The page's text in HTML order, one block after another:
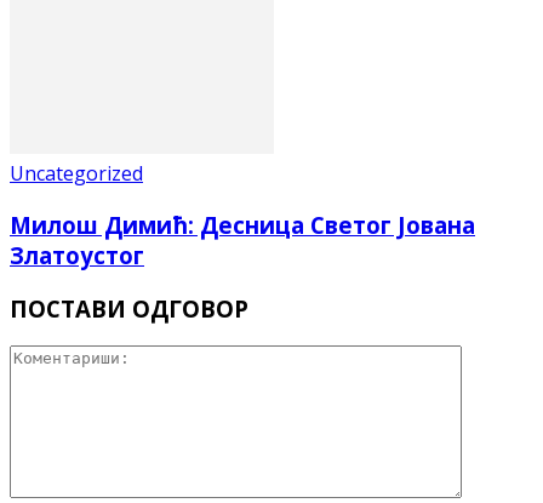
Uncategorized
Милош Димић: Десница Светог Јована
Златоустог
ПОСТАВИ ОДГОВОР